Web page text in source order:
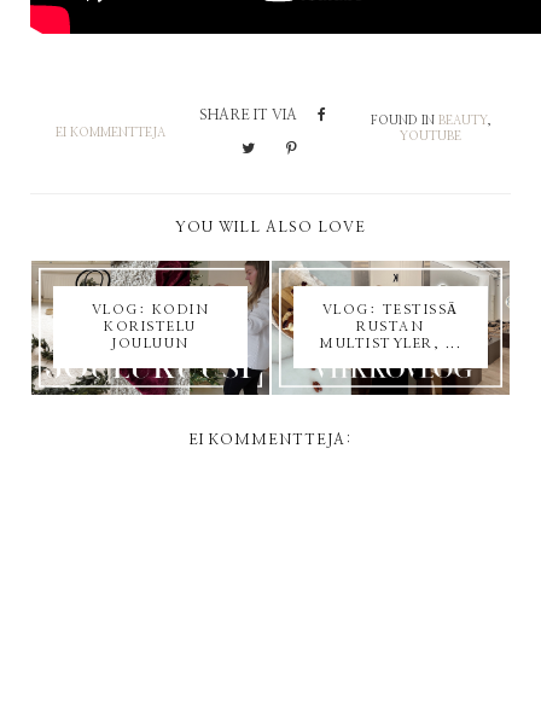
EI KOMMENTTEJA
SHARE IT VIA FOUND IN BEAUTY,
YOUTUBE
YOU WILL ALSO LOVE
VLOG: KODIN
KORISTELU
JOULUUN
VLOG: TESTISSÄ
RUSTAN
MULTISTYLER, ...
EI KOMMENTTEJA: